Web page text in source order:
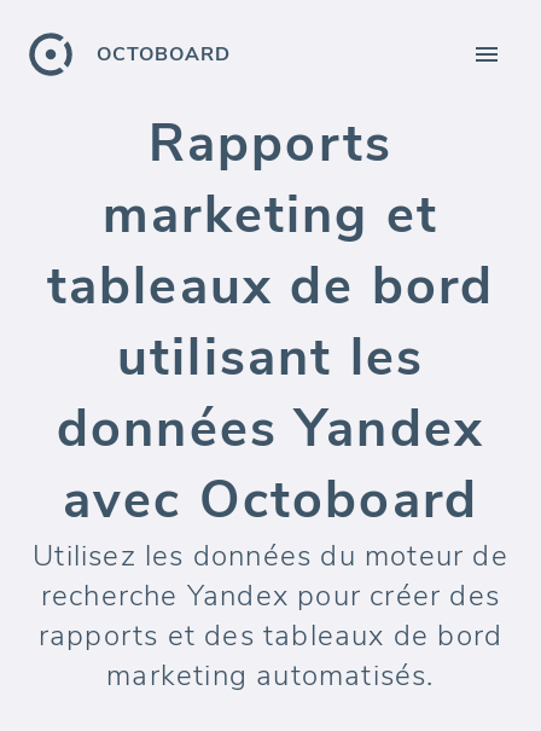
OCTOBOARD
Rapports
marketing et
tableaux de bord
utilisant les
données Yandex
avec Octoboard
Utilisez les données du moteur de
recherche Yandex pour créer des
rapports et des tableaux de bord
marketing automatisés.